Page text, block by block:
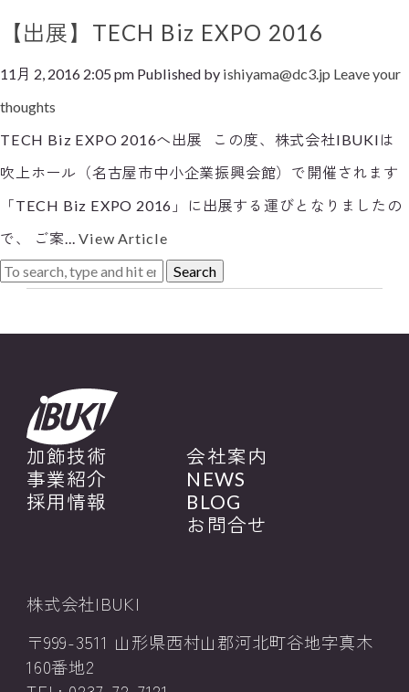
【出展】TECH Biz EXPO 2016
11月 2, 2016 2:05 pm Published by ishiyama@dc3.jp Leave your
thoughts
TECH Biz EXPO 2016へ出展 この度、株式会社IBUKIは
吹上ホール（名古屋市中小企業振興会館）で開催されます
「TECH Biz EXPO 2016」に出展する運びとなりましたの
で、 ご案...View Article
Search
加飾技術
事業紹介
採用情報
会社案内
NEWS
BLOG
お問合せ
株式会社IBUKI
〒999-3511 山形県西村山郡河北町谷地字真木
160番地2